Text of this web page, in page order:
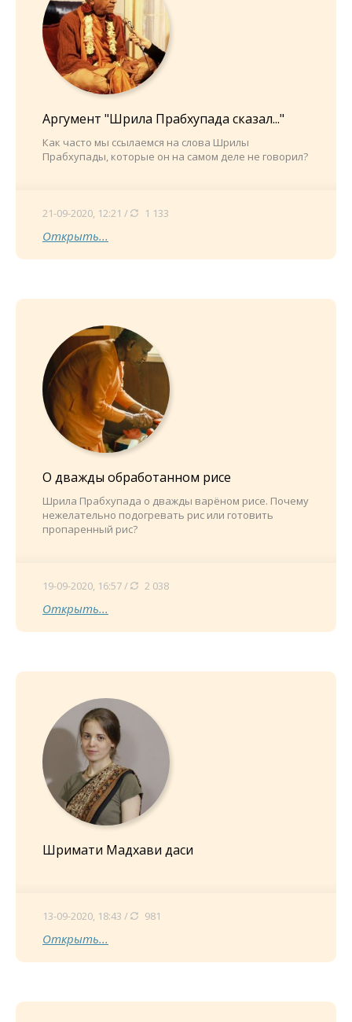
Аргумент "Шрила Прабхупада сказал..."
Как часто мы ссылаемся на слова Шрилы
Прабхупады, которые он на самом деле не говорил?
21-09-2020, 12:21 / 1 133
Открыть...
О дважды обработанном рисе
Шрила Прабхупада о дважды варёном рисе. Почему
нежелательно подогревать рис или готовить
пропаренный рис?
19-09-2020, 16:57 / 2 038
Открыть...
Шримати Мадхави даси
13-09-2020, 18:43 / 981
Открыть...